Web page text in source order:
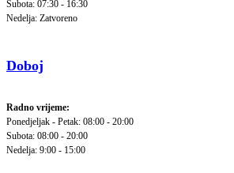
Subota: 07:30 - 16:30
Nedelja: Zatvoreno
Doboj
Radno vrijeme:
Ponedjeljak - Petak: 08:00 - 20:00
Subota: 08:00 - 20:00
Nedelja: 9:00 - 15:00